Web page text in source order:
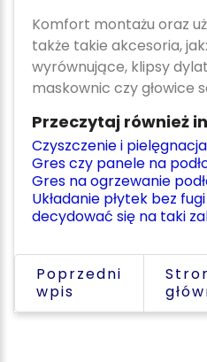
Komfort montażu oraz
także takie akcesoria,
wyrównujące, klipsy
maskownic czy głowice
Przeczytaj również
Czyszczenie i
Gres czy panele na
Gres na ogrzewanie
Układanie płytek bez
decydować się na taki
Poprzedni
wpis